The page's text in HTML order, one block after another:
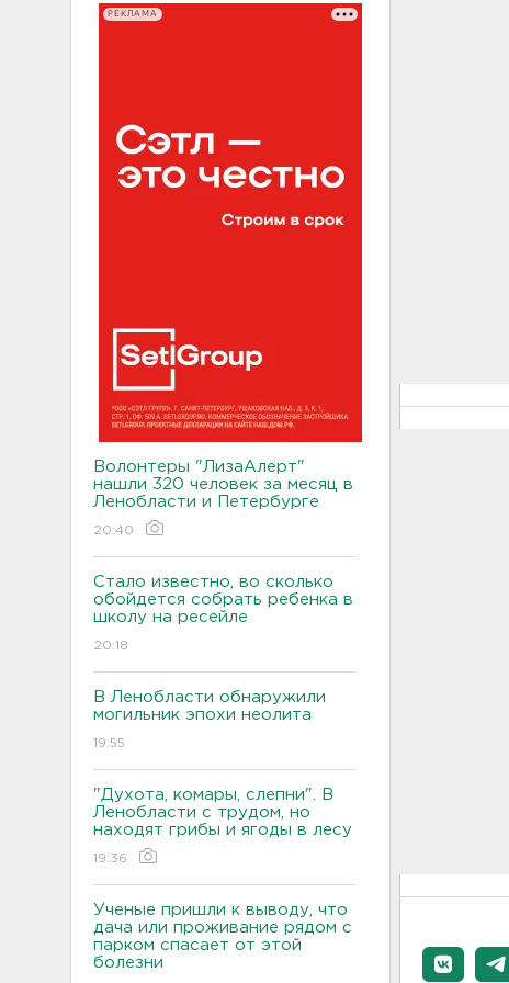
РЕКЛАМА
Волонтеры "ЛизаАлерт"
нашли 320 человек за месяц в
Ленобласти и Петербурге
20:40
Стало известно, во сколько
обойдется собрать ребенка в
школу на ресейле
20:18
В Ленобласти обнаружили
могильник эпохи неолита
19:55
"Духота, комары, слепни". В
Ленобласти с трудом, но
находят грибы и ягоды в лесу
19:36
Ученые пришли к выводу, что
дача или проживание рядом с
парком спасает от этой
болезни